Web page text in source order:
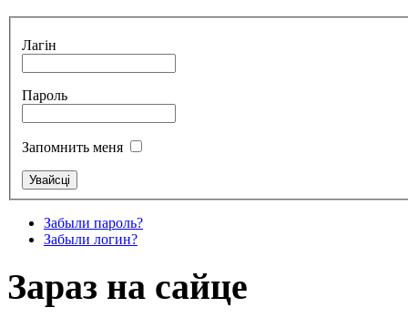
Лагін
Пароль
Запомнить меня
Забыли пароль?
Забыли логин?
Зараз на сайце